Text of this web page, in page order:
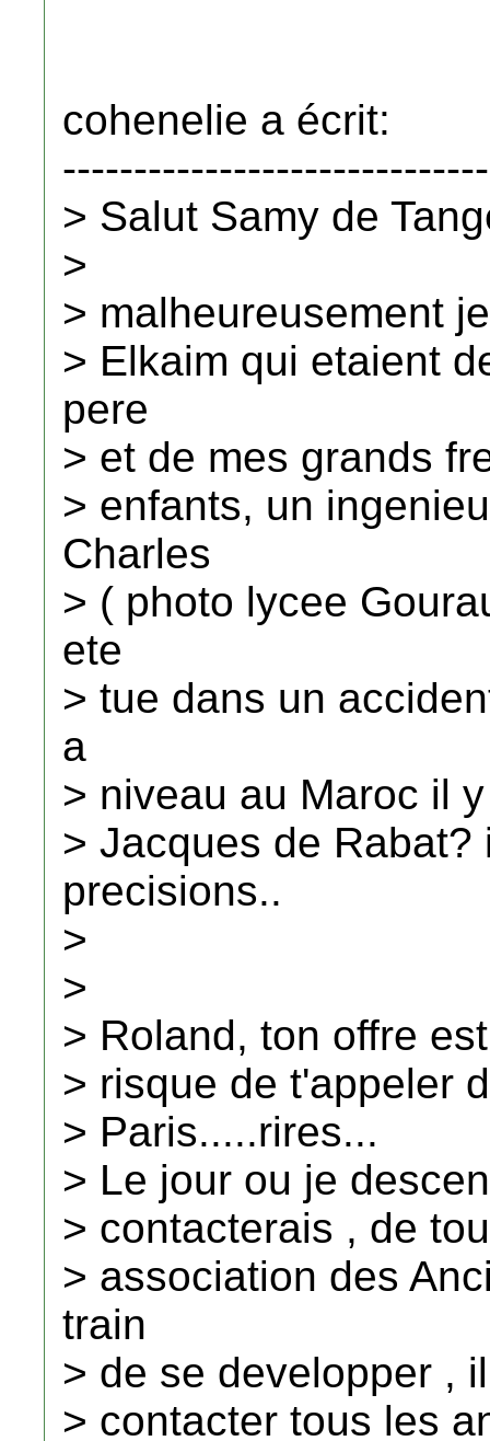
cohenelie a écrit:
> Salut Samy de
>
> malheureusement
> Elkaim qui etaient
pere
> et de mes grands
> enfants, un
Charles
> ( photo lycee
ete
> tue dans un
a
> niveau au Maroc il
> Jacques de
precisions..
>
>
> Roland, ton offre
> risque de t'appeler
> Paris.....rires...
> Le jour ou je
> contacterais , de
> association des
train
> de se developper ,
> contacter tous les